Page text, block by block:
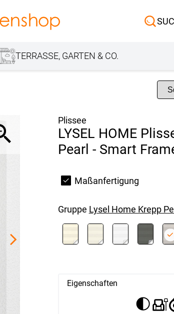
Jalousie
TERRASSE, GARTEN & CO.
Plissee
LYSEL HOME
Pearl - Smart
Maßanfertigung
Gruppe Lysel Home Krepp
Eigenschaften